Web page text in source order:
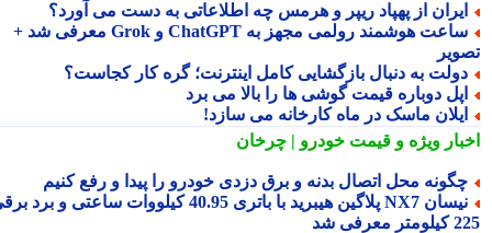
از پهپاد ریپر و هرمس چه اطلاعاتی به دست می آورد؟
ساعت هوشمند رولمی مجهز به ChatGPT و Grok معرفی شد +
به دنبال بازگشایی کامل اینترنت؛ گره کار کجاست؟
دوباره قیمت گوشی ها را بالا می برد
ماسک در ماه کارخانه می سازد!
ویژهو قیمت خودرو | چرخان
محل اتصال بدنه و برق دزدی خودرو را پیدا و رفع کنیم
نیسان NX7 پلاگین هیبرید با باتری 40.95 کیلووات ساعتی و برد برقی